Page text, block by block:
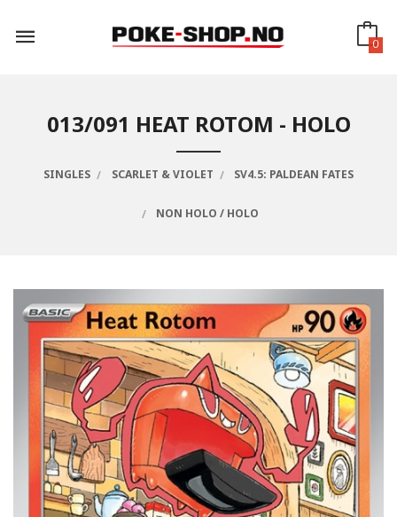
innholdet
0
013/091 HEAT ROTOM - HOLO
SINGLES SCARLET & VIOLET SV4.5: PALDEAN FATES
NON HOLO / HOLO